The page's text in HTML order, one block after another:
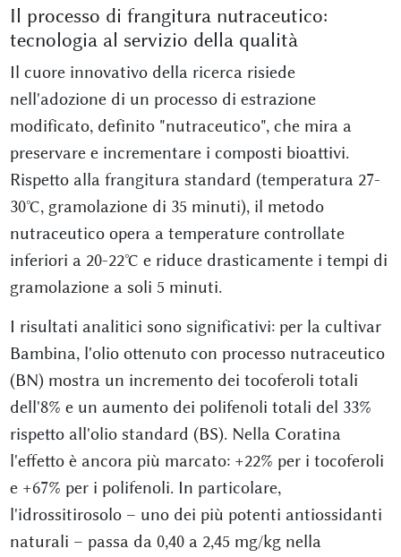
Il processo di frangitura nutraceutico:
tecnologia al servizio della qualità
Il cuore innovativo della ricerca risiede
nell'adozione di un processo di estrazione
modificato, definito "nutraceutico", che mira a
preservare e incrementare i composti bioattivi.
Rispetto alla frangitura standard (temperatura 27-
30°C, gramolazione di 35 minuti), il metodo
nutraceutico opera a temperature controllate
inferiori a 20-22°C e riduce drasticamente i tempi di
gramolazione a soli 5 minuti.
I risultati analitici sono significativi: per la cultivar
Bambina, l'olio ottenuto con processo nutraceutico
(BN) mostra un incremento dei tocoferoli totali
dell'8% e un aumento dei polifenoli totali del 33%
rispetto all'olio standard (BS). Nella Coratina
l'effetto è ancora più marcato: +22% per i tocoferoli
e +67% per i polifenoli. In particolare,
l'idrossitirosolo – uno dei più potenti antiossidanti
naturali – passa da 0,40 a 2,45 mg/kg nella